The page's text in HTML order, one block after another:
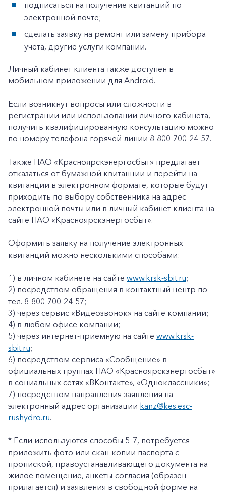
+7-800-700-24-57
Заказать обратный звонок
Частным клиентам
Корпоративным клиентам
подписаться на получение квитанций по
электронной почте;
сделать заявку на ремонт или замену прибора
учета, другие услуги компании.
Личный кабинет клиента также доступен в
мобильном приложении для Android.
Если возникнут вопросы или сложности в
регистрации или использовании личного кабинета,
получить квалифицированную консультацию можно
по номеру телефона горячей линии 8-800-700-24-57.
Также ПАО «Красноярскэнергосбыт» предлагает
отказаться от бумажной квитанции и перейти на
квитанции в электронном формате, которые будут
приходить по выбору собственника на адрес
электронной почты или в личный кабинет клиента на
сайте ПАО «Красноярскэнергосбыт».
Оформить заявку на получение электронных
квитанций можно несколькими способами:
1) в личном кабинете на сайте www.krsk-sbit.ru;
2) посредством обращения в контактный центр по
тел. 8-800-700-24-57;
3) через сервис «Видеозвонок» на сайте компании;
4) в любом офисе компании;
5) через интернет-приемную на сайте www.krsk-
sbit.ru;
6) посредством сервиса «Сообщение» в
официальных группах ПАО «Красноярскэнергосбыт»
в социальных сетях «ВКонтакте», «Одноклассники»;
7) посредством направления заявления на
электронный адрес организации kanz@kes.esc-
rushydro.ru.
* Если используются способы 5–7, потребуется
приложить фото или скан-копии паспорта с
пропиской, правоустанавливающего документа на
жилое помещение, анкеты-согласия (образец
прилагается) и заявления в свободной форме на